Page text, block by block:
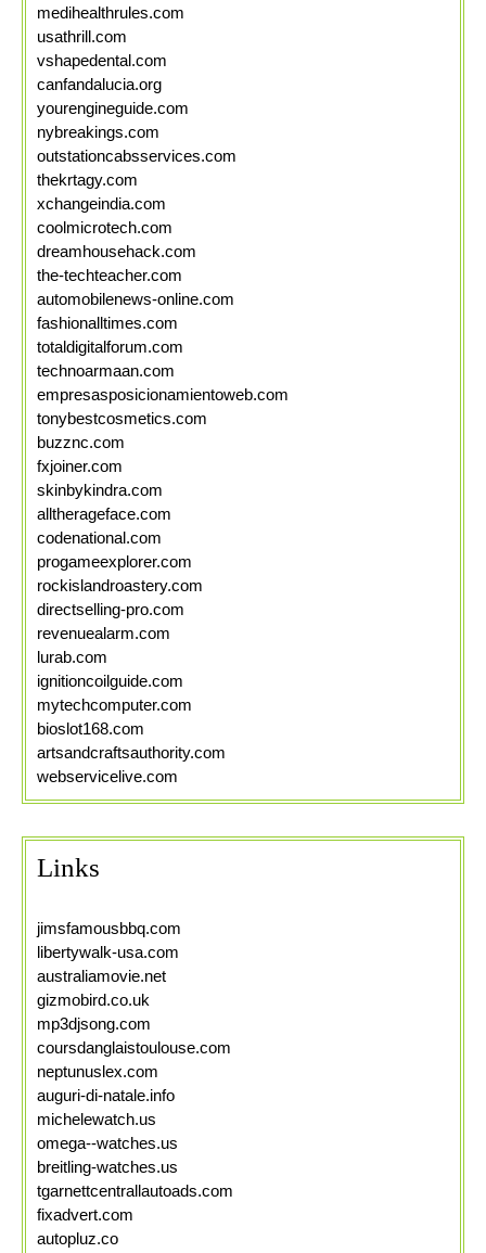
medihealthrules.com
usathrill.com
vshapedental.com
canfandalucia.org
yourengineguide.com
nybreakings.com
outstationcabsservices.com
thekrtagy.com
xchangeindia.com
coolmicrotech.com
dreamhousehack.com
the-techteacher.com
automobilenews-online.com
fashionalltimes.com
totaldigitalforum.com
technoarmaan.com
empresasposicionamientoweb.com
tonybestcosmetics.com
buzznc.com
fxjoiner.com
skinbykindra.com
alltherageface.com
codenational.com
progameexplorer.com
rockislandroastery.com
directselling-pro.com
revenuealarm.com
lurab.com
ignitioncoilguide.com
mytechcomputer.com
bioslot168.com
artsandcraftsauthority.com
webservicelive.com
Links
jimsfamousbbq.com
libertywalk-usa.com
australiamovie.net
gizmobird.co.uk
mp3djsong.com
coursdanglaistoulouse.com
neptunuslex.com
auguri-di-natale.info
michelewatch.us
omega--watches.us
breitling-watches.us
tgarnettcentrallautoads.com
fixadvert.com
autopluz.co